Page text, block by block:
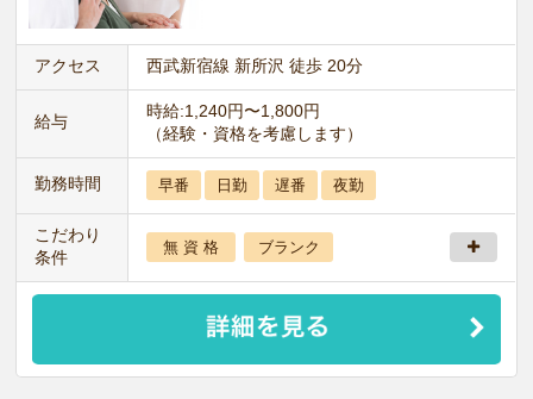
アクセス 西武新宿線 新所沢 徒歩 20分
給与
時給:1,240円〜1,800円
（経験・資格を考慮します）
勤務時間 早番 日勤 遅番 夜勤
こだわり
条件
無 資 格 ブランク